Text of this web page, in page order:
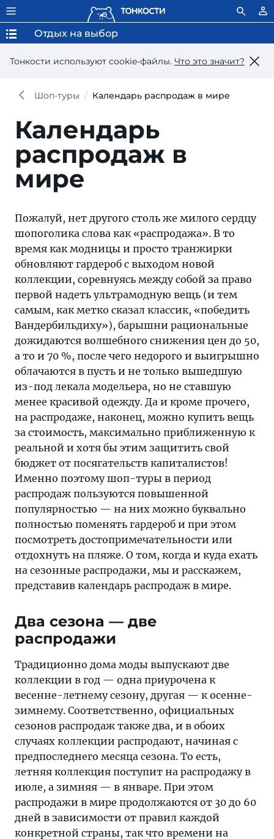
Тонкости используют сookie-файлы. Что это значит?
Отдых на выбор
Шоп-туры Календарь распродаж в мире
Календарь
распродаж в
мире
Пожалуй, нет другого столь же милого сердцу
шопоголика слова как «распродажа». В то
время как модницы и просто транжирки
обновляют гардероб с выходом новой
коллекции, соревнуясь между собой за право
первой надеть ультрамодную вещь (и тем
самым, как метко сказал классик, «победить
Вандербильдиху»), барышни рациональные
дожидаются волшебного снижения цен до 50,
а то и 70 %, после чего недорого и выигрышно
облачаются в пусть и не только вышедшую
из-под лекала модельера, но не ставшую
менее красивой одежду. Да и кроме прочего,
на распродаже, наконец, можно купить вещь
за стоимость, максимально приближенную к
реальной и хотя бы этим защитить свой
бюджет от посягательств капиталистов!
Именно поэтому шоп-туры в период
распродаж пользуются повышенной
популярностью — на них можно буквально
полностью поменять гардероб и при этом
посмотреть достопримечательности или
отдохнуть на пляже. О том, когда и куда ехать
на сезонные распродажи, мы и расскажем,
представив календарь распродаж в мире.
Два сезона — две
распродажи
Традиционно дома моды выпускают две
коллекции в год — одна приурочена к
весенне-летнему сезону, другая — к осенне-
зимнему. Соответственно, официальных
сезонов распродаж также два, и в обоих
случаях коллекции распродают, начиная с
предпоследнего месяца сезона. То есть,
летняя коллекция поступит на распродажу в
июле, а зимняя — в январе. При этом
распродажи в мире продолжаются от 30 до 60
дней в зависимости от правил каждой
конкретной страны, так что времени на